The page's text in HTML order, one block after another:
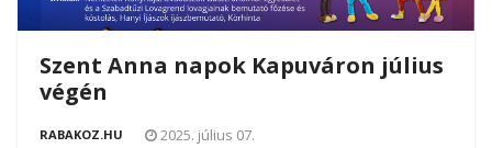
Szent Anna napok Kapuváron július
végén
RABAKOZ.HU 2025. július 07.